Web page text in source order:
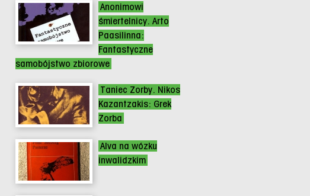
Anonimowi
śmiertelnicy. Arto
Paasilinna:
Fantastyczne
samobójstwo zbiorowe
Taniec Zorby. Nikos
Kazantzakis: Grek
Zorba
Alva na wózku
inwalidzkim